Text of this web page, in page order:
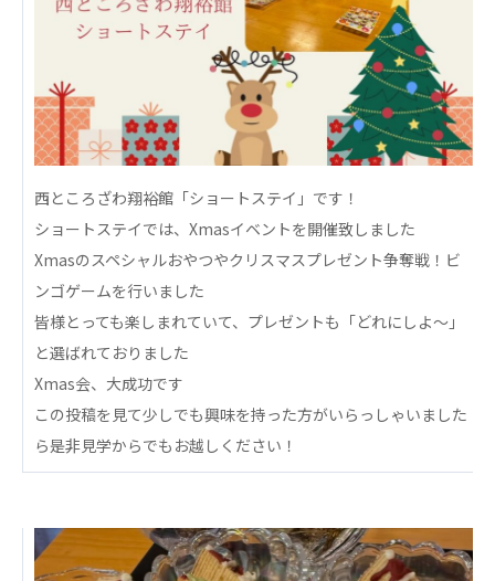
社会福祉法人 心の会
医療（共に生きる仲間達）
医療法人社団 美翔会
S-Labo（渋谷院）
医療法人社団 デンタルケアコミュニティ
フォレストデンタルクリニック
医療法人 共生会
松園病院介護医療院
松園第二病院
複合ケアセンターまつぞの
医療法人社団 鴻愛会
こうのすナーシングホーム共生園
あげお共生の家
西ところざわ翔裕館「ショートステイ」です！
ショートステイでは、Xmasイベントを開催致しました
Xmasのスペシャルおやつやクリスマスプレゼント争奪戦！ビ
ンゴゲームを行いました
皆様とっても楽しまれていて、プレゼントも「どれにしよ〜」
と選ばれておりました
Xmas会、大成功です
この投稿を見て少しでも興味を持った方がいらっしゃいました
ら是非見学からでもお越しください！